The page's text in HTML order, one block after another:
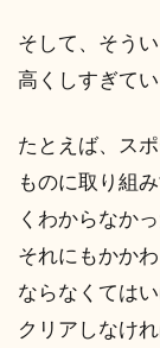
そして、そう
高くしすぎて
たとえば、ス
ものに取り組
くわからなか
それにもかか
ならなくてはい
クリアしなけ